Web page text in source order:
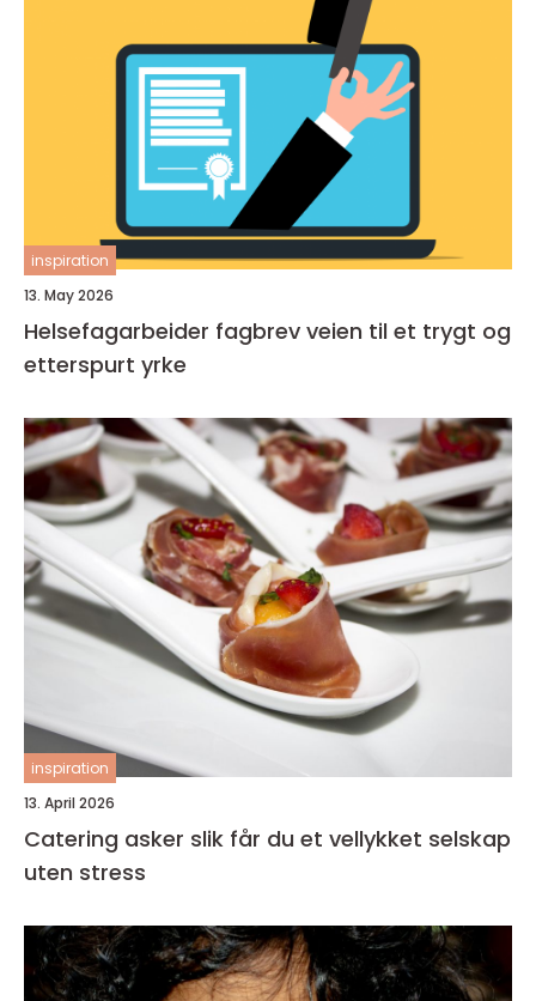
inspiration
13. May 2026
Helsefagarbeider fagbrev veien til et trygt og
etterspurt yrke
inspiration
13. April 2026
Catering asker slik får du et vellykket selskap
uten stress